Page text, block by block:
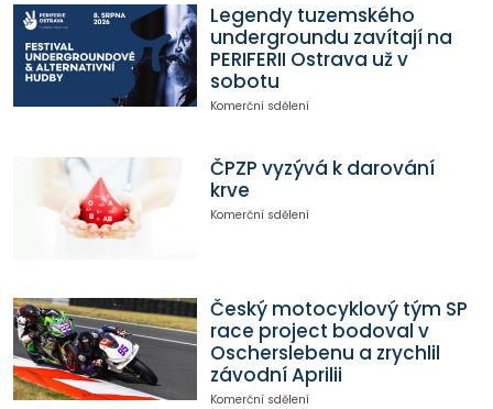
Legendy tuzemského
undergroundu zavítají na
PERIFERII Ostrava už v
sobotu
Komerční sdělení
ČPZP vyzývá k darování
krve
Komerční sdělení
Český motocyklový tým SP
race project bodoval v
Oscherslebenu a zrychlil
závodní Aprilii
Komerční sdělení